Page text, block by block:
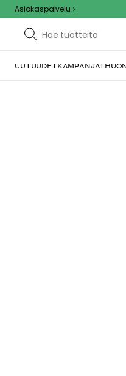
Asiakaspalvelu
UUTUUDETKAMPANJAT